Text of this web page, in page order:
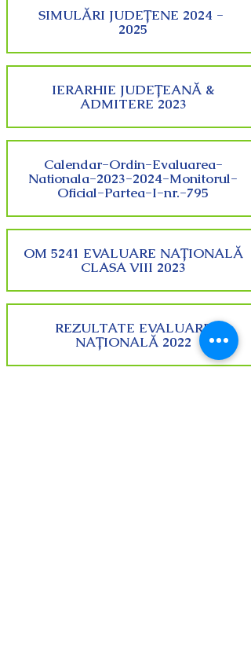
SIMULĂRI JUDEȚENE 2024 -
2025
IERARHIE JUDEȚEANĂ &
ADMITERE 2023
Calendar-Ordin-Evaluarea-
Nationala-2023-2024-Monitorul-
Oficial-Partea-I-nr.-795
OM 5241 EVALUARE NAȚIONALĂ
CLASA VIII 2023
REZULTATE EVALUARE
NAȚIONALĂ 2022